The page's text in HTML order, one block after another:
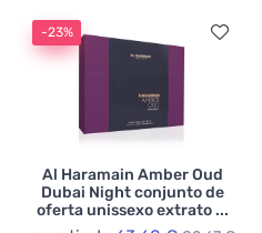
-23%
Al Haramain Amber Oud
Dubai Night conjunto de
oferta unissexo extrato ...